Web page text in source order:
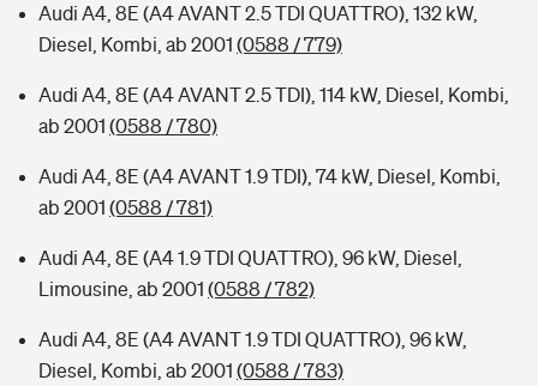
Audi A4, 8E (A4 AVANT 2.5 TDI QUATTRO), 132 kW,
Diesel, Kombi, ab 2001 (0588 / 779)
Audi A4, 8E (A4 AVANT 2.5 TDI), 114 kW, Diesel, Kombi,
ab 2001 (0588 / 780)
Audi A4, 8E (A4 AVANT 1.9 TDI), 74 kW, Diesel, Kombi,
ab 2001 (0588 / 781)
Audi A4, 8E (A4 1.9 TDI QUATTRO), 96 kW, Diesel,
Limousine, ab 2001 (0588 / 782)
Audi A4, 8E (A4 AVANT 1.9 TDI QUATTRO), 96 kW,
Diesel, Kombi, ab 2001 (0588 / 783)